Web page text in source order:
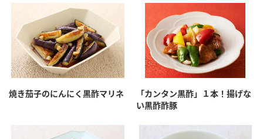
ふりかけ おすしの素
炊き込みご飯の素 米飯用調味液
鍋なび
納豆のサイト
PIN印
三ツ判山吹
千夜
スペシャルサイト
水の文化センター（アーカイブ）
ZENB initiative
MIM（ミツカンミュージアム）
お客様相談センター
お客様の声をいかしました
販売終了製品のご案内
よくあるご質問
焼き茄子のにんにく黒酢マリネ
「カンタン黒酢」１本！揚げな
い黒酢酢豚